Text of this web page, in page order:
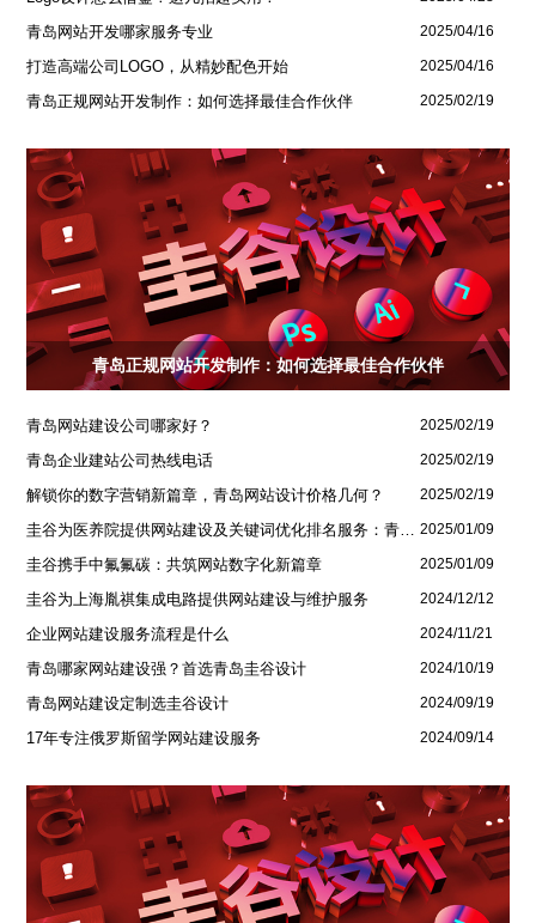
青岛网站开发哪家服务专业 2025/04/16
打造高端公司LOGO，从精妙配色开始 2025/04/16
青岛正规网站开发制作：如何选择最佳合作伙伴 2025/02/19
青岛正规网站开发制作：如何选择最佳合作伙伴
青岛网站建设公司哪家好？ 2025/02/19
青岛企业建站公司热线电话 2025/02/19
解锁你的数字营销新篇章，青岛网站设计价格几何？ 2025/02/19
2025/01/09
圭谷携手中氟氟碳：共筑网站数字化新篇章 2025/01/09
圭谷为上海胤祺集成电路提供网站建设与维护服务 2024/12/12
企业网站建设服务流程是什么 2024/11/21
青岛哪家网站建设强？首选青岛圭谷设计 2024/10/19
青岛网站建设定制选圭谷设计 2024/09/19
17年专注俄罗斯留学网站建设服务 2024/09/14